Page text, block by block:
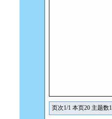
页次1/1 本页20 主题数1